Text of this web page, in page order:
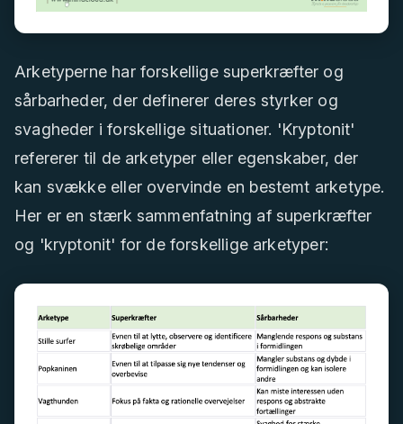
Arketyperne har forskellige superkræfter og
sårbarheder, der definerer deres styrker og
svagheder i forskellige situationer. 'Kryptonit'
refererer til de arketyper eller egenskaber, der
kan svække eller overvinde en bestemt arketype.
Her er en stærk sammenfatning af superkræfter
og 'kryptonit' for de forskellige arketyper: